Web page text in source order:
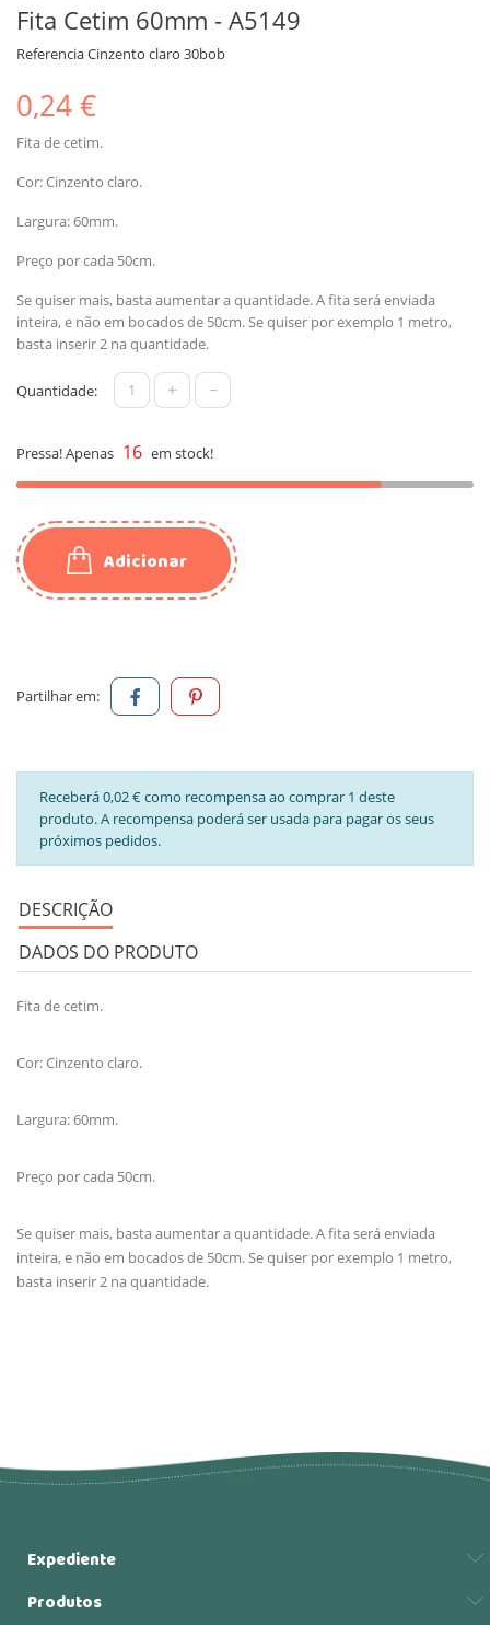
Fita Cetim 60mm - A5149
ReferenciaCinzento claro 30bob
0,24 €
Fita de cetim.
Cor: Cinzento claro.
Largura: 60mm.
Preço por cada 50cm.
Se quiser mais, basta aumentar a quantidade. A fita será enviada
inteira, e não em bocados de 50cm. Se quiser por exemplo 1 metro,
basta inserir 2 na quantidade.
Quantidade: + -
Pressa! Apenas 16 em stock!
Adicionar
Partilhar em:
Receberá 0,02 € como recompensa ao comprar 1 deste
produto. A recompensa poderá ser usada para pagar os seus
próximos pedidos.
DESCRIÇÃO
DADOS DO PRODUTO
Fita de cetim.
Cor: Cinzento claro.
Largura: 60mm.
Preço por cada 50cm.
Se quiser mais, basta aumentar a quantidade. A fita será enviada
inteira, e não em bocados de 50cm. Se quiser por exemplo 1 metro,
basta inserir 2 na quantidade.
Expediente
Produtos